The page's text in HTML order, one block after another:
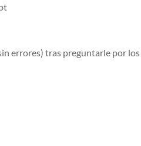
errores) tras preguntarle por